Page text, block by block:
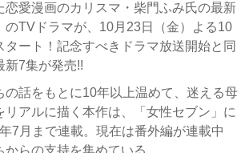
恋愛漫画のカリスマ・柴門ふみ氏の最新
のTVドラマが、10月23日（金）よる10
タート！記念すべきドラマ放送開始と同
新7集が発売!!
話をもとに10年以上温めて、迷える母
リアルに描く本作は、「女性セブン」に
7月まで連載。現在は番外編が連載中